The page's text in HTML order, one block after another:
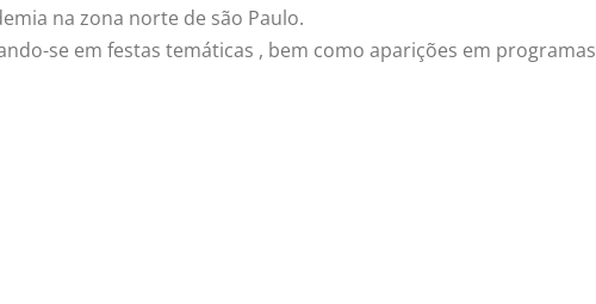
na zona norte de são Paulo.
se em festas temáticas , bem como aparições em programas